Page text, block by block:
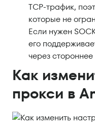
TCP-трафик,
которые не
Если нужен
его
через
Как
прокси в